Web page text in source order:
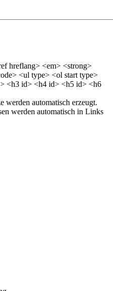
hreflang> <em> <strong>
<ul type> <ol start type>
<h3 id> <h4 id> <h5 id> <h6
werden automatisch erzeugt.
werden automatisch in Links